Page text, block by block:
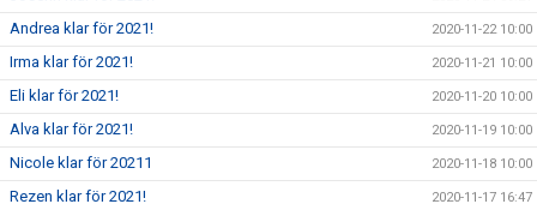
Andrea klar för 2021! 2020-11-22 10:00
Irma klar för 2021! 2020-11-21 10:00
Eli klar för 2021! 2020-11-20 10:00
Alva klar för 2021! 2020-11-19 10:00
Nicole klar för 20211 2020-11-18 10:00
Rezen klar för 2021! 2020-11-17 16:47